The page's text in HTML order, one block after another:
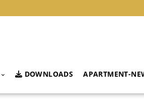
DOWNLOADS APARTMENT-